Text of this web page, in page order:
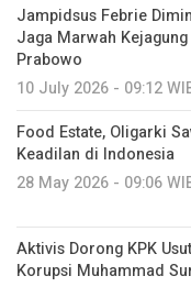
Jampidsus Febrie
Jaga Marwah
Prabowo
10 July 2026 - 09:12
Food Estate, Oligarki
Keadilan di Indonesia
28 May 2026 - 09:06
Aktivis Dorong KPK
Korupsi Muhammad